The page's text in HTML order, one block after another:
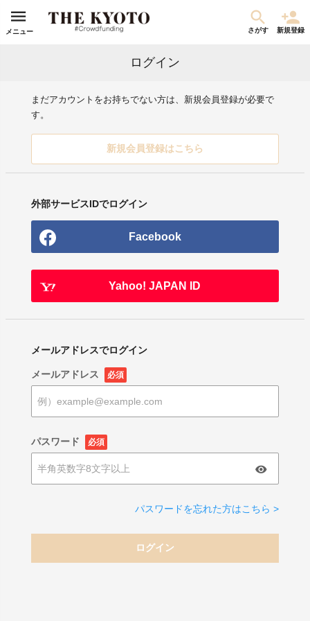
メニュー さがす 新規登録
ログイン
まだアカウントをお持ちでない方は、新規会員登録が必要で
す。
新規会員登録はこちら
外部サービスIDでログイン
Facebook
Yahoo! JAPAN ID
メールアドレスでログイン
メールアドレス 必須
パスワード 必須
パスワードを忘れた方はこちら >
ログイン